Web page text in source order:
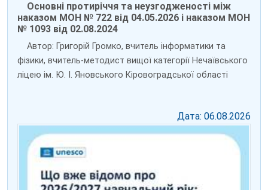
Основні протиріччя та неузгодженості між
наказом МОН № 722 від 04.05.2026 і наказом МОН
№ 1093 від 02.08.2024
Автор: Григорій Громко, вчитель інформатики та
фізики, вчитель-методист вищої категорії Нечаївського
ліцею ім. Ю. І. Яновського Кіровоградської області
Дата: 06.08.2026